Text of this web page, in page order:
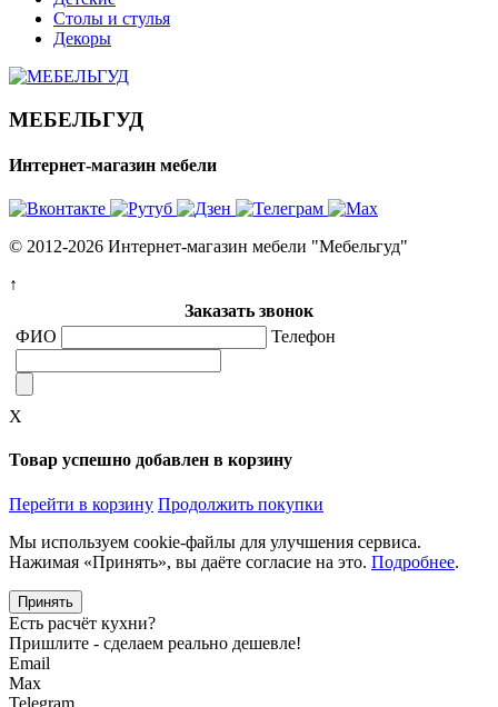
Столы и стулья
Декоры
МЕБЕЛЬГУД
Интернет-магазин мебели
© 2012-2026 Интернет-магазин мебели "Мебельгуд"
↑
Заказать звонок
ФИО
Телефон
X
Товар успешно добавлен в корзину
Перейти в корзину Продолжить покупки
Мы используем cookie-файлы для улучшения сервиса.
Нажимая «Принять», вы даёте согласие на это. Подробнее.
Принять
Есть расчёт кухни?
Пришлите - сделаем реально дешевле!
Email
Max
Telegram